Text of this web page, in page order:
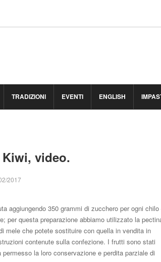
TRADIZIONI EVENTI ENGLISH
video.
2017
aggiungendo 350 grammi di zucchero per ogni chilo
per questa preparazione abbiamo utilizzato la
mele che potete sostituire con quella in vendita in
contenute sulla confezione. I frutti sono stati
la loro conservazione e perdita parziale di